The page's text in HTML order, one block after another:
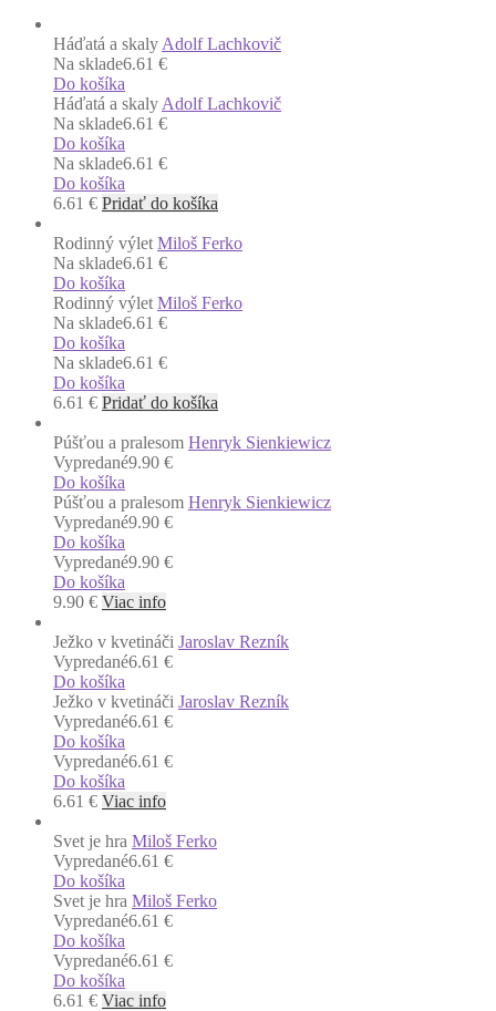
Háďatá a skaly Adolf Lachkovič
Na sklade6.61 €
Do košíka
Háďatá a skaly Adolf Lachkovič
Na sklade6.61 €
Do košíka
Na sklade6.61 €
Do košíka
6.61 € Pridať do košíka
Rodinný výlet Miloš Ferko
Na sklade6.61 €
Do košíka
Rodinný výlet Miloš Ferko
Na sklade6.61 €
Do košíka
Na sklade6.61 €
Do košíka
6.61 € Pridať do košíka
Púšťou a pralesom Henryk Sienkiewicz
Vypredané9.90 €
Do košíka
Púšťou a pralesom Henryk Sienkiewicz
Vypredané9.90 €
Do košíka
Vypredané9.90 €
Do košíka
9.90 € Viac info
Ježko v kvetináči Jaroslav Rezník
Vypredané6.61 €
Do košíka
Ježko v kvetináči Jaroslav Rezník
Vypredané6.61 €
Do košíka
Vypredané6.61 €
Do košíka
6.61 € Viac info
Svet je hra Miloš Ferko
Vypredané6.61 €
Do košíka
Svet je hra Miloš Ferko
Vypredané6.61 €
Do košíka
Vypredané6.61 €
Do košíka
6.61 € Viac info